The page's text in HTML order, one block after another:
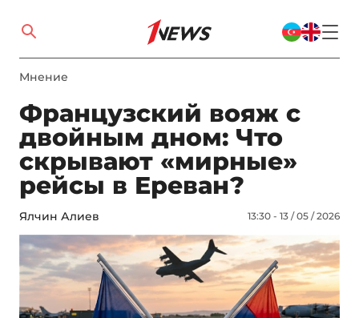
Мнение
Французский вояж с
двойным дном: Что
скрывают «мирные»
рейсы в Ереван?
Ялчин Алиев 13:30 - 13 / 05 / 2026